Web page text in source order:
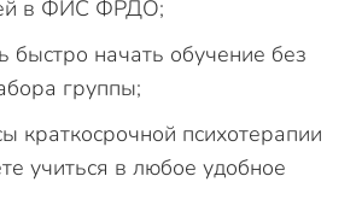
в ФИС ФРДО;
быстро начать обучение без
группы;
краткосрочной психотерапии
учиться в любое удобное